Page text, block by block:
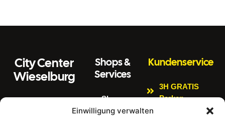
Einwilligung verwalten
City Center
Wieselburg
3250 Wieselburg
Shops &
Services
Shops
Citycenter
Kundenservice
3H GRATIS
Parken
Kinderspielbere